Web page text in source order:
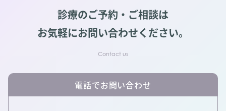
診療のご予約・ご相談は
お気軽にお問い合わせください。
電話でお問い合わせ